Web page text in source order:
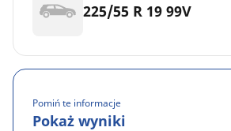
225/55 R 19 99V
Pomiń te informacje
Pokaż wyniki